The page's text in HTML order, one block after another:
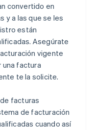
convertido en
y a las que se les
están
Asegúrate
vigente
una factura
te la solicite.
facturas
de facturación
cuando así